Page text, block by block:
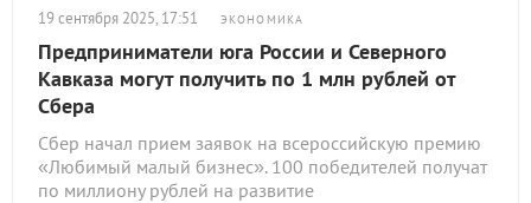
19 сентября 2025, 17:51 ЭКОНОМИКА
Предприниматели юга России и Северного
Кавказа могут получить по 1 млн рублей от
Сбера
Сбер начал прием заявок на всероссийскую премию
«Любимый малый бизнес». 100 победителей получат
по миллиону рублей на развитие